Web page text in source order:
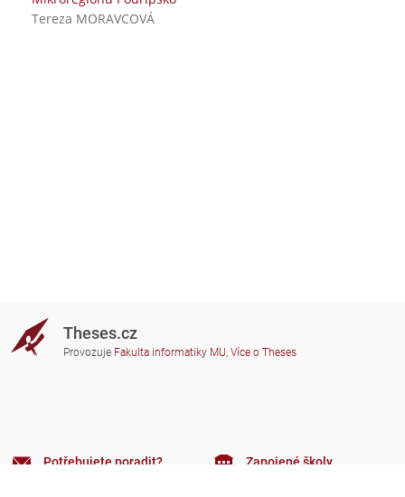
Tereza MORAVCOVÁ
Theses.cz
Provozuje Fakulta informatiky MU, Více o Theses
Potřebujete poradit? Zapojené školy